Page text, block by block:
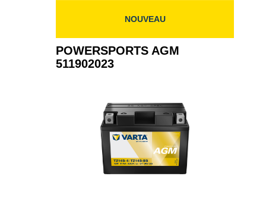
NOUVEAU
POWERSPORTS AGM
511902023